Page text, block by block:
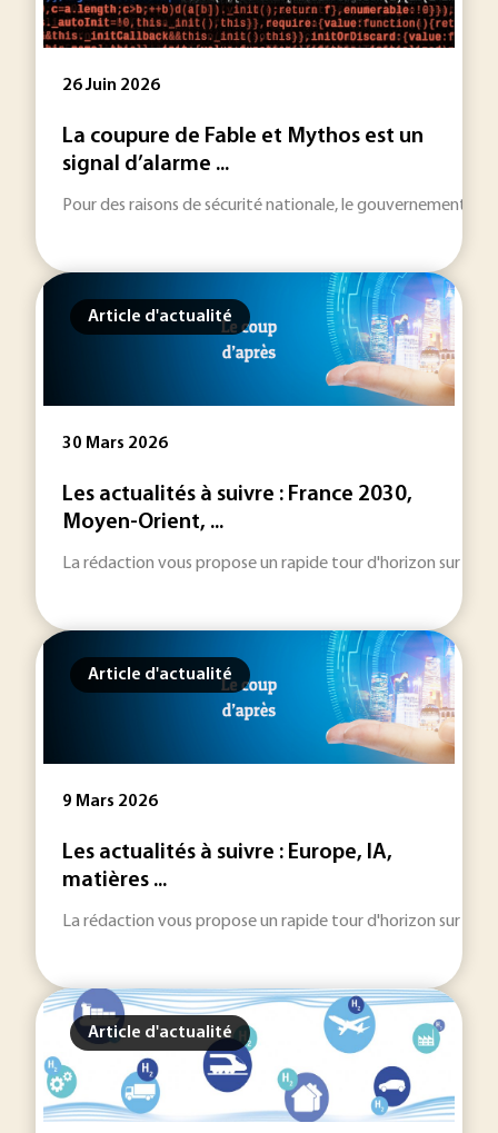
26 Juin 2026
La coupure de Fable et Mythos est un
signal d’alarme ...
Pour des raisons de sécurité nationale, le gouvernement
Article d'actualité
30 Mars 2026
Les actualités à suivre : France 2030,
Moyen-Orient, ...
La rédaction vous propose un rapide tour d'horizon sur les
Article d'actualité
9 Mars 2026
Les actualités à suivre : Europe, IA,
matières ...
La rédaction vous propose un rapide tour d'horizon sur les
Article d'actualité